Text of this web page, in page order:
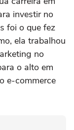
investir no
foi o que fez
ela trabalhou
no
o alto em
e-commerce